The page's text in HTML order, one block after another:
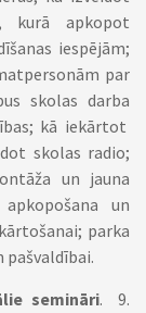
kurā apkopot
iespējām;
par
skolas darba
kā iekārtot
skolas radio;
un jauna
un
parka
semināri. 9.